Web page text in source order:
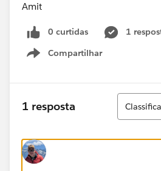
Amit
0 curtidas
1
Compartilhar
Show menu
1 resposta
Classificar